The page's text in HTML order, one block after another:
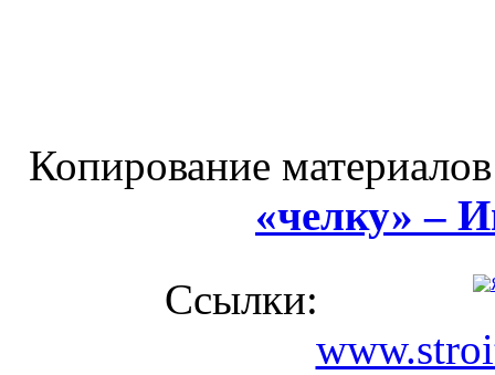
Копирование
«челку» –
Ссылки: